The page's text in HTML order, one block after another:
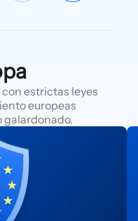
estrictas leyes
europeas